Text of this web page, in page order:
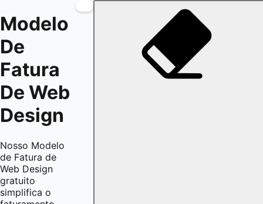
Modelo
De
Fatura
De Web
Design
Nosso Modelo
de Fatura de
Web Design
gratuito
simplifica o